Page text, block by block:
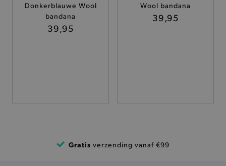
Donkerblauwe Wool
bandana
39,95
Wool bandana
39,95
Gratis verzending vanaf €99
ANALYTISCHE
TARGETING
Basis cookies Analytische
Targeting
smulervaring op de site en zorgen ervoor dat de